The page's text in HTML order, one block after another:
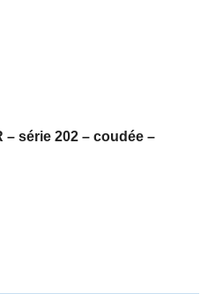
– série 202 – coudée –